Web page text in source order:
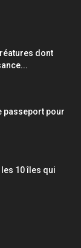
dont
passeport pour
10 îles qui